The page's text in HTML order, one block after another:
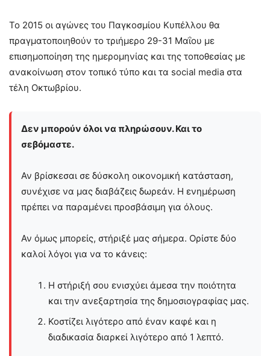
Το 2015 οι αγώνες του Παγκοσμίου Κυπέλλου θα
πραγματοποιηθούν το τριήμερο 29-31 Μαΐου με
επισημοποίηση της ημερομηνίας και της τοποθεσίας με
ανακοίνωση στον τοπικό τύπο και τα social media στα
τέλη Οκτωβρίου.
Δεν μπορούν όλοι να πληρώσουν. Και το
σεβόμαστε.
Αν βρίσκεσαι σε δύσκολη οικονομική κατάσταση,
συνέχισε να μας διαβάζεις δωρεάν. Η ενημέρωση
πρέπει να παραμένει προσβάσιμη για όλους.
Αν όμως μπορείς, στήριξέ μας σήμερα. Ορίστε δύο
καλοί λόγοι για να το κάνεις:
Η στήριξή σου ενισχύει άμεσα την ποιότητα
και την ανεξαρτησία της δημοσιογραφίας μας.
Κοστίζει λιγότερο από έναν καφέ και η
διαδικασία διαρκεί λιγότερο από 1 λεπτό.